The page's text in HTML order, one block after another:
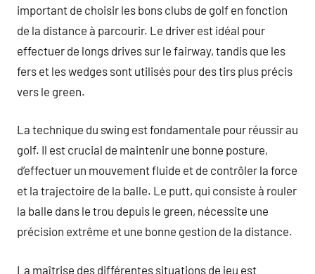
important de choisir les bons clubs de golf en fonction
de la distance à parcourir. Le driver est idéal pour
effectuer de longs drives sur le fairway, tandis que les
fers et les wedges sont utilisés pour des tirs plus précis
vers le green.
La technique du swing est fondamentale pour réussir au
golf. Il est crucial de maintenir une bonne posture,
d’effectuer un mouvement fluide et de contrôler la force
et la trajectoire de la balle. Le putt, qui consiste à rouler
la balle dans le trou depuis le green, nécessite une
précision extrême et une bonne gestion de la distance.
La maîtrise des différentes situations de jeu est